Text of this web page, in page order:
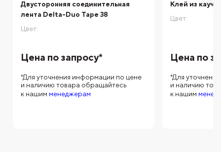
Двусторонняя соединительная
лента Delta-Duo Tape 38
Цвет:
Цена по запросу*
*Для уточнения информации по цене
и наличию товара обращайтесь
к нашим менеджерам
Клей из
Цвет:
Цена по
*Для
и наличию
к нашим